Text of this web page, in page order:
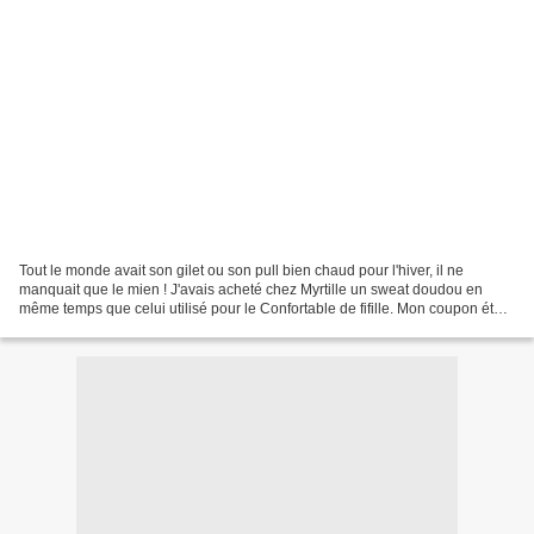
Tout le monde avait son gilet ou son pull bien chaud pour l'hiver, il ne
manquait que le mien ! J'avais acheté chez Myrtille un sweat doudou en
même temps que celui utilisé pour le Confortable de fifille. Mon coupon était